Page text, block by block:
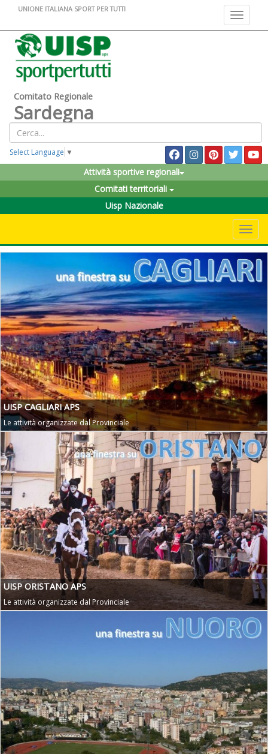
Toggle
UNIONE ITALIANA SPORT PER TUTTI
Comitato Regionale
Sardegna
Select Language ▼
Attività sportive regionali
Comitati territoriali
Uisp Nazionale
UISP CAGLIARI APS
Le attività organizzate dal Provinciale
UISP ORISTANO APS
Le attività organizzate dal Provinciale